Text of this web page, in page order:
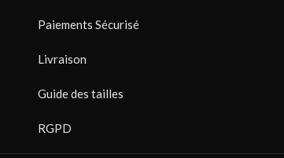
Paiements Sécurisé
Livraison
Guide des tailles
RGPD